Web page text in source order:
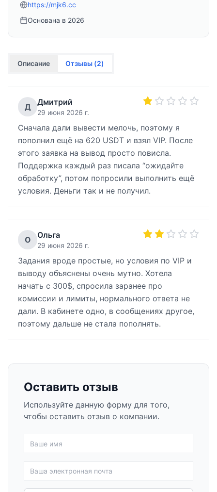
https://mjk6.cc
Основана в 2026
Описание Отзывы (2)
Д Дмитрий
29 июня 2026 г.
Сначала дали вывести мелочь, поэтому я
пополнил ещё на 620 USDT и взял VIP. После
этого заявка на вывод просто повисла.
Поддержка каждый раз писала “ожидайте
обработку”, потом попросили выполнить ещё
условия. Деньги так и не получил.
О Ольга
29 июня 2026 г.
Задания вроде простые, но условия по VIP и
выводу объяснены очень мутно. Хотела
начать с 300$, спросила заранее про
комиссии и лимиты, нормального ответа не
дали. В кабинете одно, в сообщениях другое,
поэтому дальше не стала пополнять.
Оставить отзыв
Используйте данную форму для того,
чтобы оставить отзыв о компании.